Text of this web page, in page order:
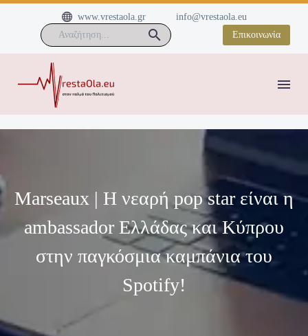

 www.vrestaola.gr
info@vrestaola.eu
Επικοινωνία
Marseaux | Η νεαρή pop star είναι η
ambassador Ελλάδας και Κύπρου
στην παγκόσμια καμπάνια του
Spotify!